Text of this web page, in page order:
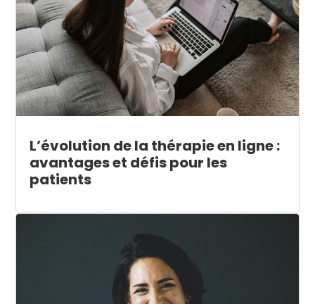
L’évolution de la thérapie en ligne :
avantages et défis pour les
patients